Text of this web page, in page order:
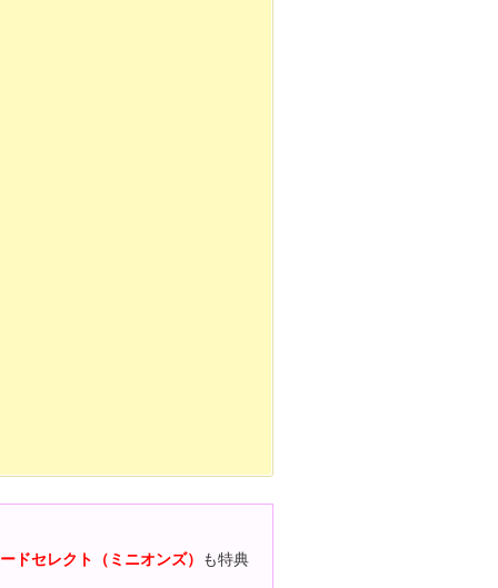
ドセレクト（ミニオンズ） も特典